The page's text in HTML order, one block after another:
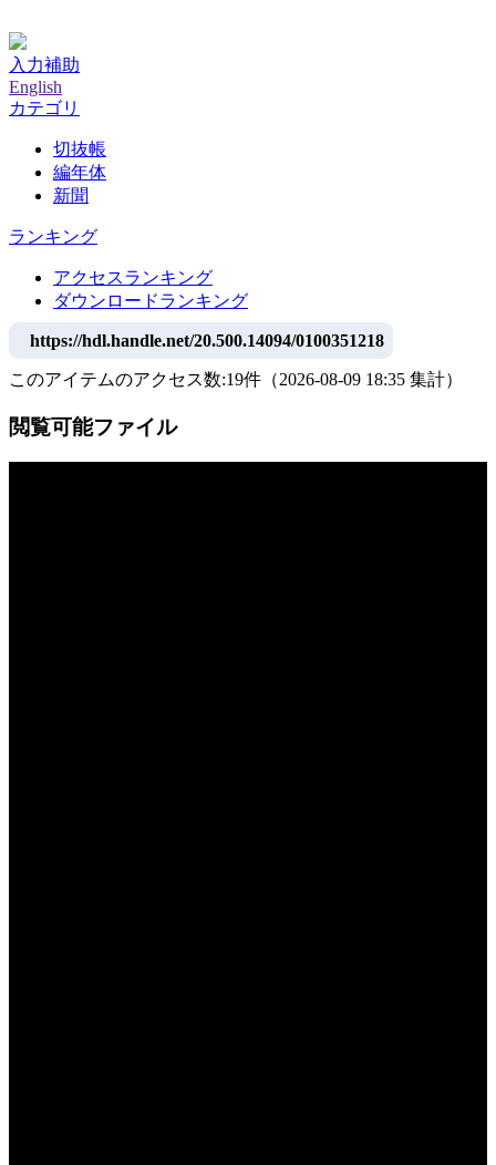
入力補助
English
カテゴリ
切抜帳
編年体
新聞
ランキング
アクセスランキング
ダウンロードランキング
https://hdl.handle.net/20.500.14094/0100351218
このアイテムのアクセス数:19件 （2026-08-09 18:35 集計）
閲覧可能ファイル